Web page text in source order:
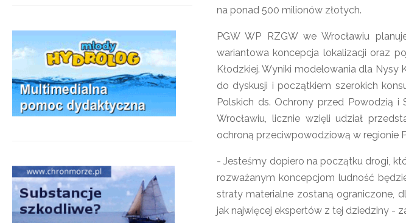
na ponad 500 milionów złotych.
PGW WP RZGW we Wrocławiu
wariantowa koncepcja lokalizacji oraz
Kłodzkiej. Wyniki modelowania dla Nysy
do dyskusji i początkiem szerokich
Polskich ds. Ochrony przed Powodzią i
Wrocławiu, licznie wzięli udział
ochroną przeciwpowodziową w regionie
- Jesteśmy dopiero na początku drogi,
rozważanym koncepcjom ludność
straty materialne zostaną ograniczone,
jak najwięcej ekspertów z tej dziedziny -